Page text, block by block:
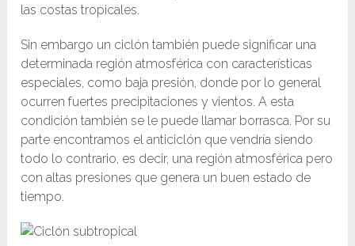
las costas tropicales.
Sin embargo un ciclón también puede significar una
determinada región atmosférica con características
especiales, como baja presión, donde por lo general
ocurren fuertes precipitaciones y vientos. A esta
condición también se le puede llamar borrasca. Por su
parte encontramos el anticiclón que vendría siendo
todo lo contrario, es decir, una región atmosférica pero
con altas presiones que genera un buen estado de
tiempo.